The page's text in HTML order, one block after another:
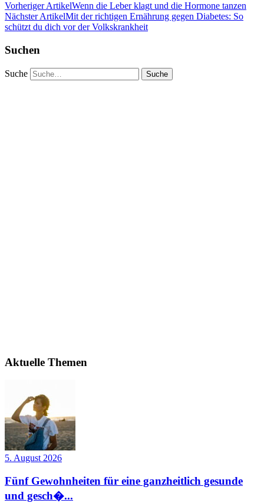
Vorheriger ArtikelWenn die Leber klagt und die Hormone tanzen
Nächster ArtikelMit der richtigen Ernährung gegen Diabetes: So
schützt du dich vor der Volkskrankheit
Suchen
Suche
Aktuelle Themen
5. August 2026
Fünf Gewohnheiten für eine ganzheitlich gesunde
und gesch�...